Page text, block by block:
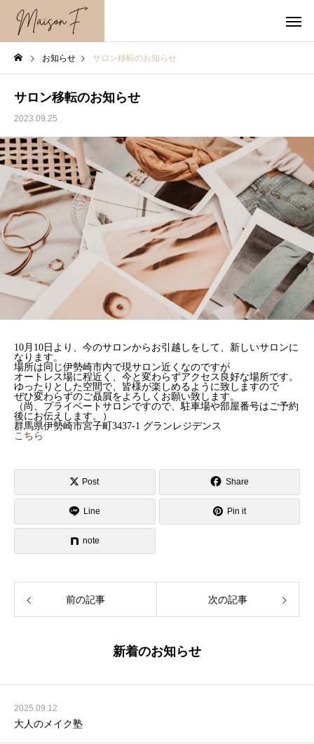
お知らせ サロン移転のお知らせ
サロン移転のお知らせ
2023.09.25
10月10日より、今のサロンからお引越しをして、新しいサロンに
なります。
場所は同じ伊勢崎市内で現サロン近くなのですが
オートレス場に程近く、今と変わらずアクセス良好な場所です。
ゆったりとした空間で、皆様が楽しめるように致しますので
ぜひ変わらずのご贔屓をよろしくお願い致します。
（尚、プライベートサロンですので、駐車場や部屋番号はご予約
後にお伝えします。）
群馬県伊勢崎市宮子町3437-1 グランレジデンス
こちら
Post Share
Line Pin it
note
前の記事 次の記事
新着のお知らせ
2025.09.12
大人のメイク塾